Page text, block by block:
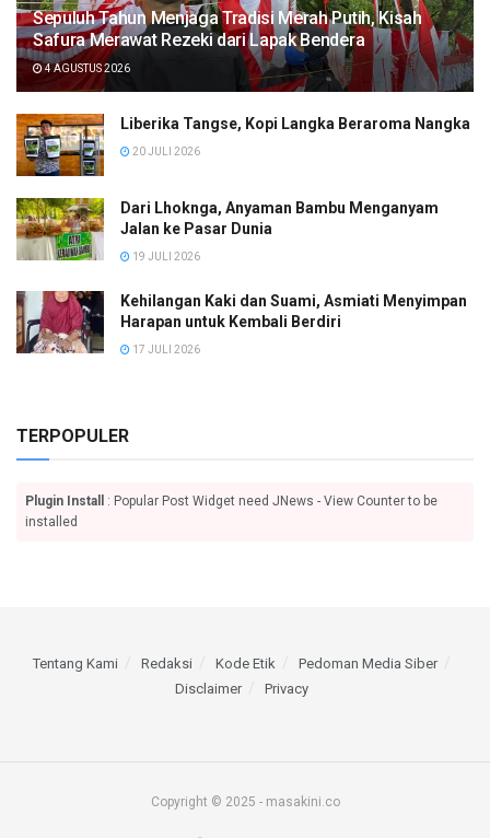
Sepuluh Tahun Menjaga Tradisi Merah Putih, Kisah
Safura Merawat Rezeki dari Lapak Bendera
4 AGUSTUS 2026
Liberika Tangse, Kopi Langka Beraroma Nangka
20 JULI 2026
Dari Lhoknga, Anyaman Bambu Menganyam
Jalan ke Pasar Dunia
19 JULI 2026
Kehilangan Kaki dan Suami, Asmiati Menyimpan
Harapan untuk Kembali Berdiri
17 JULI 2026
TERPOPULER
Plugin Install
: Popular Post Widget need JNews - View Counter to be
installed
Tentang Kami Redaksi Kode Etik
Pedoman Media Siber
Disclaimer
Privacy
Copyright © 2025 - masakini.co